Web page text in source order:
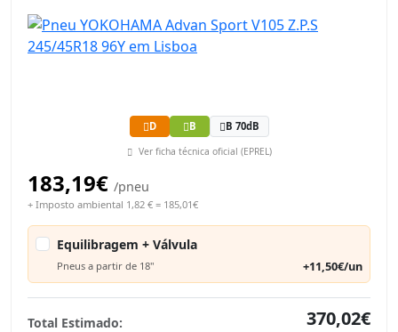
D B B 70dB
Ver ficha técnica oficial (EPREL)
183,19€ /pneu
+ Imposto ambiental 1,82 € = 185,01€
Equilibragem + Válvula
Pneus a partir de 18" +11,50€/un
Total Estimado:
370,02€